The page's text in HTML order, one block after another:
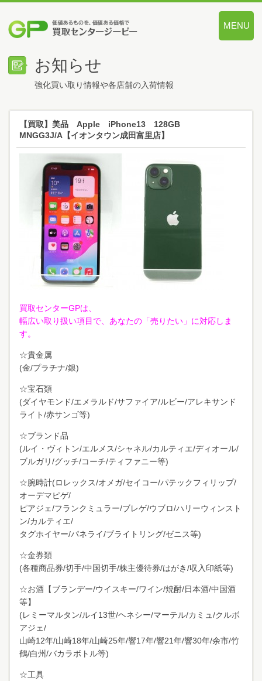
MENU
お知らせ
強化買い取り情報や各店舗の入荷情報
【買取】美品 Apple iPhone13 128GB
MNGG3J/A【イオンタウン成田富里店】
買取センターGPは、
幅広い取り扱い項目で、あなたの「売りたい」に対応しま
す。
☆貴金属
(金/プラチナ/銀)
☆宝石類
(ダイヤモンド/エメラルド/サファイア/ルビー/アレキサンド
ライト/赤サンゴ等)
☆ブランド品
(ルイ・ヴィトン/エルメス/シャネル/カルティエ/ディオール/
ブルガリ/グッチ/コーチ/ティファニー等)
☆腕時計(ロレックス/オメガ/セイコー/パテックフィリップ/
オーデマピゲ/
ピアジェ/フランクミュラー/ブレゲ/ウブロ/ハリーウィンスト
ン/カルティエ/
タグホイヤー/パネライ/ブライトリング/ゼニス等)
☆金券類
(各種商品券/切手/中国切手/株主優待券/はがき/収入印紙等)
☆お酒【ブランデー/ウイスキー/ワイン/焼酎/日本酒/中国酒
等】
(レミーマルタン/ルイ13世/ヘネシー/マーテル/カミュ/クルボ
アジェ/
山崎12年/山崎18年/山崎25年/響17年/響21年/響30年/余市/竹
鶴/白州/バカラボトル等)
☆工具